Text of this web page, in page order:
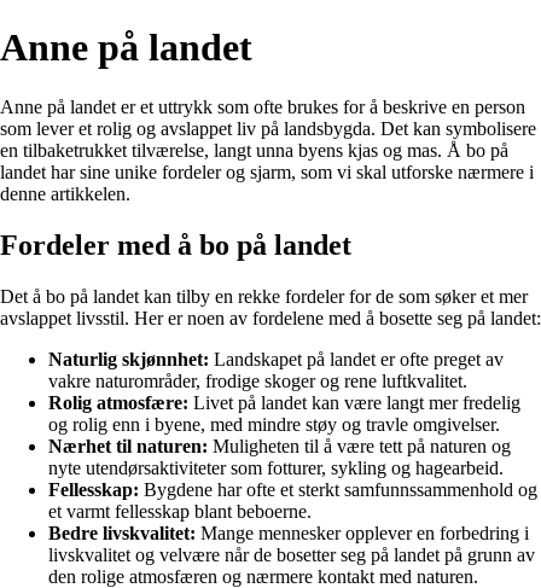
Anne på landet
Anne på landet er et uttrykk som ofte brukes for å beskrive en person
som lever et rolig og avslappet liv på landsbygda. Det kan symbolisere
en tilbaketrukket tilværelse, langt unna byens kjas og mas. Å bo på
landet har sine unike fordeler og sjarm, som vi skal utforske nærmere i
denne artikkelen.
Fordeler med å bo på landet
Det å bo på landet kan tilby en rekke fordeler for de som søker et mer
avslappet livsstil. Her er noen av fordelene med å bosette seg på landet:
Naturlig skjønnhet: Landskapet på landet er ofte preget av
vakre naturområder, frodige skoger og rene luftkvalitet.
Rolig atmosfære: Livet på landet kan være langt mer fredelig
og rolig enn i byene, med mindre støy og travle omgivelser.
Nærhet til naturen: Muligheten til å være tett på naturen og
nyte utendørsaktiviteter som fotturer, sykling og hagearbeid.
Fellesskap: Bygdene har ofte et sterkt samfunnssammenhold og
et varmt fellesskap blant beboerne.
Bedre livskvalitet: Mange mennesker opplever en forbedring i
livskvalitet og velvære når de bosetter seg på landet på grunn av
den rolige atmosfæren og nærmere kontakt med naturen.